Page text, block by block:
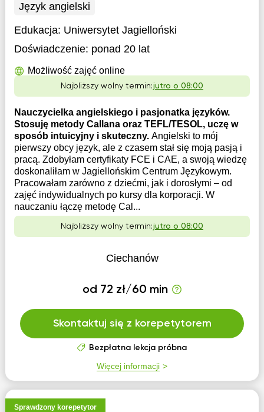
Język angielski
Edukacja: Uniwersytet Jagielloński
Doświadczenie: ponad 20 lat
Możliwość zajęć online
Najbliższy wolny termin:jutro o 08:00
Nauczycielka angielskiego i pasjonatka języków.
Stosuję metody Callana oraz TEFL/TESOL, uczę w
sposób intuicyjny i skuteczny. Angielski to mój
pierwszy obcy język, ale z czasem stał się moją pasją i
pracą. Zdobyłam certyfikaty FCE i CAE, a swoją wiedzę
doskonaliłam w Jagiellońskim Centrum Językowym.
Pracowałam zarówno z dziećmi, jak i dorosłymi – od
zajęć indywidualnych po kursy dla korporacji. W
nauczaniu łączę metodę Cal...
Najbliższy wolny termin:jutro o 08:00
Ciechanów
od 72 zł/60 min
Skontaktuj się z korepetytorem
Bezpłatna lekcja próbna
Więcej informacji
Sprawdzony korepetytor